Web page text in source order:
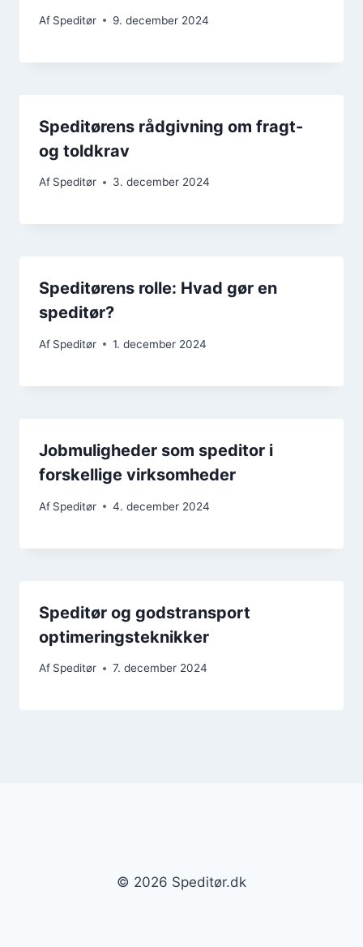
Af Speditør 9. december 2024
Speditørens rådgivning om fragt-
og toldkrav
Af Speditør 3. december 2024
Speditørens rolle: Hvad gør en
speditør?
Af Speditør 1. december 2024
Jobmuligheder som speditor i
forskellige virksomheder
Af Speditør 4. december 2024
Speditør og godstransport
optimeringsteknikker
Af Speditør 7. december 2024
© 2026 Speditør.dk